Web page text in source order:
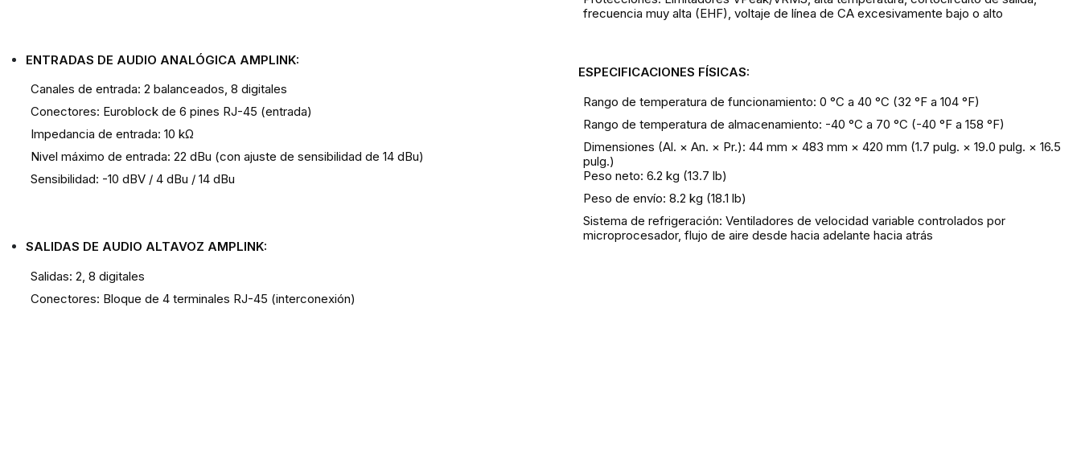
ENTRADAS DE AUDIO ANALÓGICA AMPLINK:
Canales de entrada: 2 balanceados, 8 digitales
Conectores: Euroblock de 6 pines RJ-45 (entrada)
Impedancia de entrada: 10 kΩ
Nivel máximo de entrada: 22 dBu (con ajuste de sensibilidad de 14 dBu)
Sensibilidad: -10 dBV / 4 dBu / 14 dBu
SALIDAS DE AUDIO ALTAVOZ AMPLINK:
Salidas: 2, 8 digitales
Conectores: Bloque de 4 terminales RJ-45 (interconexión)
frecuencia muy alta (EHF), voltaje de línea de CA excesivamente bajo o alto
ESPECIFICACIONES FÍSICAS:
Rango de temperatura de funcionamiento: 0 °C a 40 °C (32 °F a 104 °F)
Rango de temperatura de almacenamiento: -40 °C a 70 °C (-40 °F a 158 °F)
Dimensiones (Al. × An. × Pr.): 44 mm × 483 mm × 420 mm (1.7 pulg. × 19.0 pulg. × 16.5
pulg.)
Peso neto: 6.2 kg (13.7 lb)
Peso de envío: 8.2 kg (18.1 lb)
Sistema de refrigeración: Ventiladores de velocidad variable controlados por
microprocesador, flujo de aire desde hacia adelante hacia atrás